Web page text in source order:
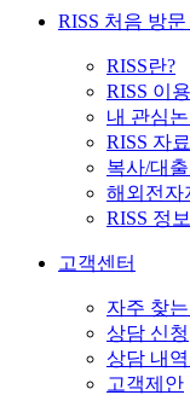
RISS 처음 방
RISS란?
RISS 이
내 관심
RISS 자
복사/대
해외전자
RISS 정
고객센터
자주 찾
상담 신청
상담 내
고객제안